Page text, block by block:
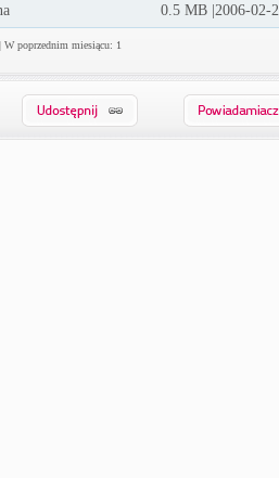
0.5 MB |2006-02-
poprzednim miesiącu: 1